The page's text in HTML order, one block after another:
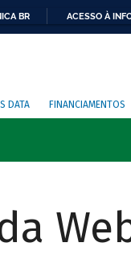
BR ACESSO À
DATA FINANCIAMENTOS